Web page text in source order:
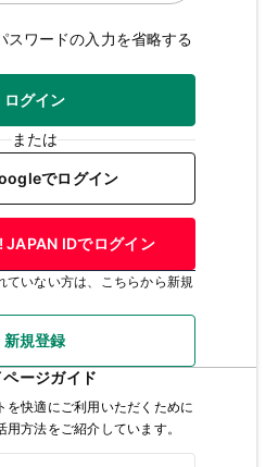
スワードの入力を省略する
ログイン
または
でログイン
JAPAN IDでログイン
ていない方は、こちらから新規
新規登録
ページガイド
を快適にご利用いただくために
方法をご紹介しています。